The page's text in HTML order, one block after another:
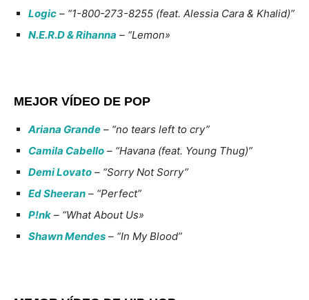
Logic – “1-800-273-8255 (feat. Alessia Cara & Khalid)”
N.E.R.D & Rihanna – “Lemon»
MEJOR VÍDEO DE POP
Ariana Grande – “no tears left to cry”
Camila Cabello – “Havana (feat. Young Thug)”
Demi Lovato – “Sorry Not Sorry”
Ed Sheeran – “Perfect”
P!nk – “What About Us»
Shawn Mendes – “In My Blood”